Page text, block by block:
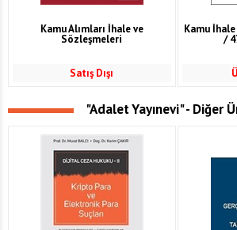
Kamu Alımları İhale ve
Sözleşmeleri
Satış Dışı
Kamu
/
"Adalet Yayınevi" - Diğer